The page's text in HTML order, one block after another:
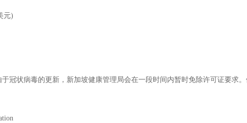
元)
冠状病毒的更新，新加坡健康管理局会在一段时间内暂时免除许可证要求